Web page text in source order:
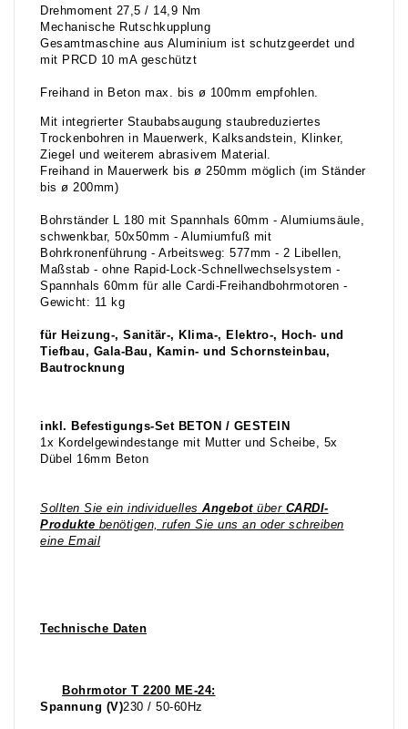
Drehmoment 27,5 / 14,9 Nm
Mechanische Rutschkupplung
Gesamtmaschine aus Aluminium ist schutzgeerdet und
mit PRCD 10 mA geschützt
Freihand in Beton max. bis ø 100mm empfohlen.
Mit integrierter Staubabsaugung staubreduziertes
Trockenbohren in Mauerwerk, Kalksandstein, Klinker,
Ziegel und weiterem abrasivem Material.
Freihand in Mauerwerk bis ø 250mm möglich (im Ständer
bis ø 200mm)
Bohrständer L 180 mit Spannhals 60mm - Alumiumsäule,
schwenkbar, 50x50mm - Alumiumfuß mit
Bohrkronenführung - Arbeitsweg: 577mm - 2 Libellen,
Maßstab - ohne Rapid-Lock-Schnellwechselsystem -
Spannhals 60mm für alle Cardi-Freihandbohrmotoren -
Gewicht: 11 kg
für Heizung-, Sanitär-, Klima-, Elektro-, Hoch- und
Tiefbau, Gala-Bau, Kamin- und Schornsteinbau,
Bautrocknung
inkl. Befestigungs-Set BETON / GESTEIN
1x Kordelgewindestange mit Mutter und Scheibe, 5x
Dübel 16mm Beton
Sollten Sie ein individuelles Angebotüber CARDI-
Produkte benötigen, rufen Sie uns an oder schreiben
eine Email
Technische Daten
Bohrmotor T 2200 ME-24:
Spannung (V)230 / 50-60Hz